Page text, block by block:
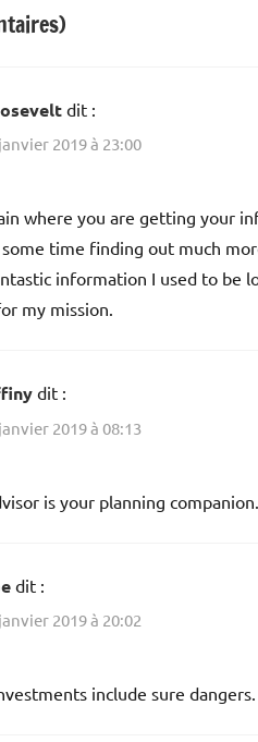
dit :
2019 à 23:00
where you are getting your
some time finding out much
information I used to be
my mission.
dit :
2019 à 08:13
is your planning companion.
dit :
2019 à 20:02
include sure dangers.